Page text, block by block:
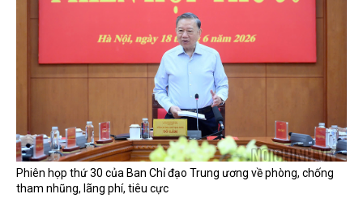
Phiên họp thứ 30 của Ban Chỉ đạo Trung ương về phòng, chống
tham nhũng, lãng phí, tiêu cực